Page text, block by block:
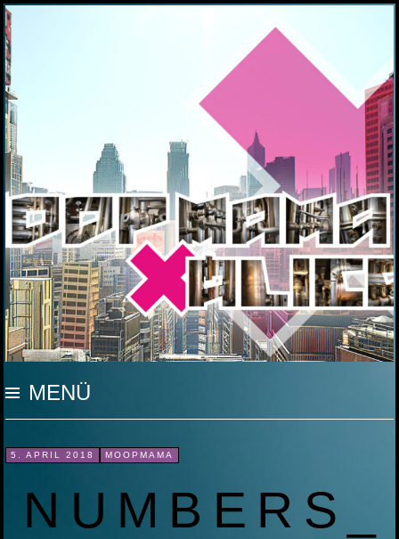
MOOP MAMA
MENÜ
INHALT
SPRINGEN
5. APRIL 2018 MOOPMAMA
NUMBERS_